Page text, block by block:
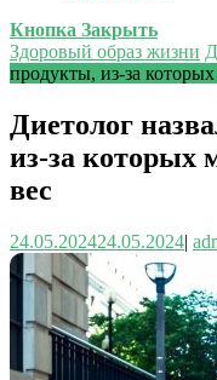
Кнопка Закрыть
Здоровый образ жизни
продукты, из-за
Диетолог
из-за которых
вес
24.05.202424.05.2024|